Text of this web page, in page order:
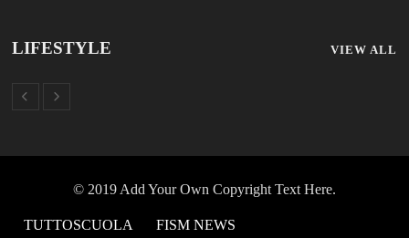
LIFESTYLE VIEW ALL
© 2019 Add Your Own Copyright Text Here.
TUTTOSCUOLA FISM NEWS